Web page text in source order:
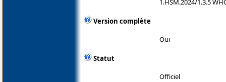
1.HSM.2024/1.3.5
Version complète
Oui
Statut
Officiel